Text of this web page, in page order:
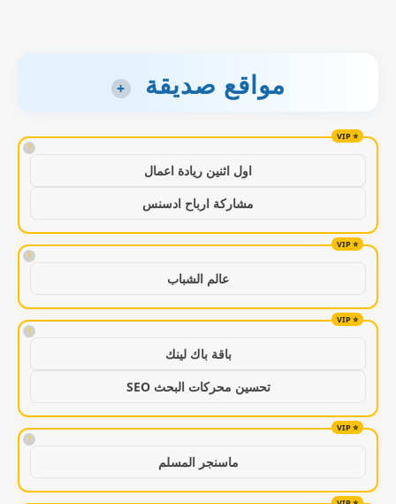
مواقع صديقة +
!
اول اثنين ريادة اعمال
مشاركة ارباح ادسنس
!
عالم الشباب
!
باقة باك لينك
تحسين محركات البحث SEO
!
ماسنجر المسلم